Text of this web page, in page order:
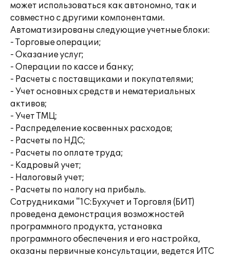
может использоваться как автономно, так и
совместно с другими компонентами.
Автоматизированы следующие учетные блоки:
- Торговые операции;
- Оказание услуг;
- Операции по кассе и банку;
- Расчеты с поставщиками и покупателями;
- Учет основных средств и нематериальных
активов;
- Учет ТМЦ;
- Распределение косвенных расходов;
- Расчеты по НДС;
- Расчеты по оплате труда;
- Кадровый учет;
- Налоговый учет;
- Расчеты по налогу на прибыль.
Сотрудниками "1С:Бухучет и Торговля (БИТ)
проведена демонстрация возможностей
программного продукта, установка
программного обеспечения и его настройка,
оказаны первичные консультации, ведется ИТС